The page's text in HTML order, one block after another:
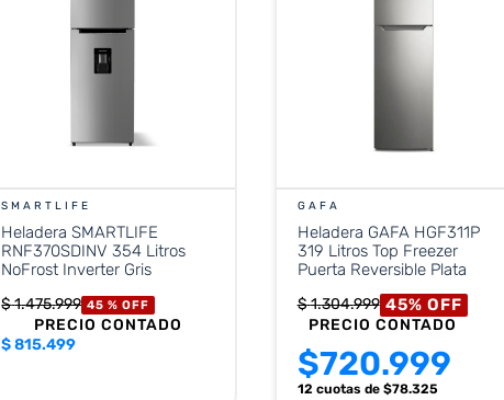
SMARTLIFE
Heladera SMARTLIFE
RNF370SDINV 354 Litros
NoFrost Inverter Gris
$1.475.999 45 % OFF
PRECIO CONTADO
$815.499
GAFA
Heladera GAFA HGF311P
319 Litros Top Freezer
Puerta Reversible Plata
$1.304.999 45% OFF
PRECIO CONTADO
$720.999
12 cuotas de $78.325